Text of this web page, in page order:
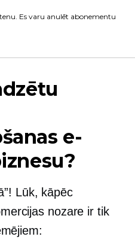
Es varu anulēt abonementu
e-
Lūk, kāpēc
nozare ir tik